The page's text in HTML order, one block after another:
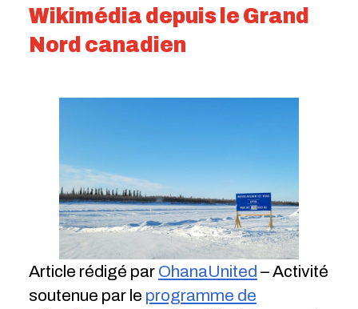
Wikimédia depuis le Grand
Nord canadien
Article rédigé par OhanaUnited – Activité
soutenue par le programme de